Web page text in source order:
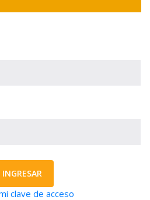
INGRESAR
clave de acceso